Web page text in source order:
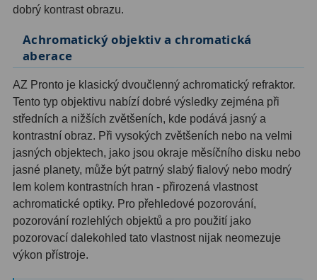
Montáže
Azimutální AZ
Paralaktické EQ19
Fotografické montáže5
Stativy a pilíře3
Objímky10
Motory a pohony13
Upínací prvky 13
Závaží3
dobrý kontrast obrazu.
Achromatický objektiv a chromatická
aberace
AZ Pronto je klasický dvoučlenný achromatický refraktor.
Tento typ objektivu nabízí dobré výsledky zejména při
středních a nižších zvětšeních, kde podává jasný a
kontrastní obraz. Při vysokých zvětšeních nebo na velmi
jasných objektech, jako jsou okraje měsíčního disku nebo
jasné planety, může být patrný slabý fialový nebo modrý
lem kolem kontrastních hran - přirozená vlastnost
achromatické optiky. Pro přehledové pozorování,
pozorování rozlehlých objektů a pro použití jako
pozorovací dalekohled tato vlastnost nijak neomezuje
výkon přístroje.